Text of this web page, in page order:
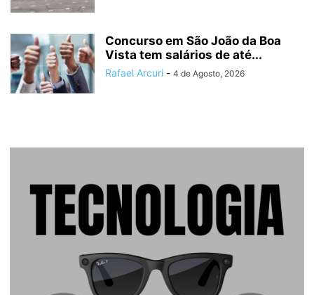
Concurso em São João da Boa
Vista tem salários de até...
Rafael Arcuri - 4 de Agosto, 2026